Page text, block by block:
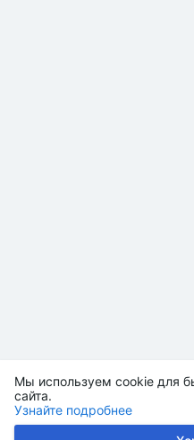
Мы используем cookie для
сайта.
Узнайте подробнее